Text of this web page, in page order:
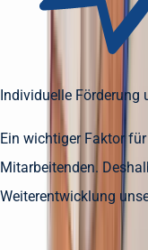
Individuelle Förderung
Ein wichtiger Faktor
Mitarbeitenden.
Weiterentwicklung